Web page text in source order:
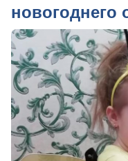
новогоднего